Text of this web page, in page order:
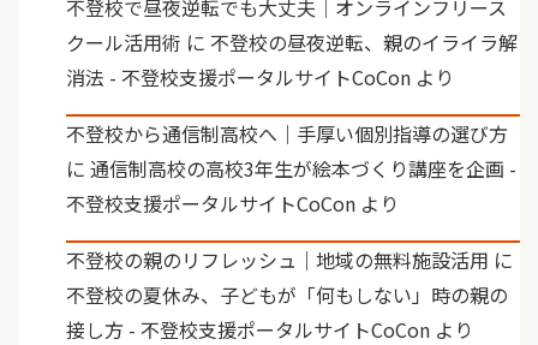
不登校で昼夜逆転でも大丈夫｜オンラインフリース
クール活用術 に 不登校の昼夜逆転、親のイライラ解
消法 - 不登校支援ポータルサイトCoCon より
不登校から通信制高校へ｜手厚い個別指導の選び方
に 通信制高校の高校3年生が絵本づくり講座を企画 -
不登校支援ポータルサイトCoCon より
不登校の親のリフレッシュ｜地域の無料施設活用 に
不登校の夏休み、子どもが「何もしない」時の親の
接し方 - 不登校支援ポータルサイトCoCon より